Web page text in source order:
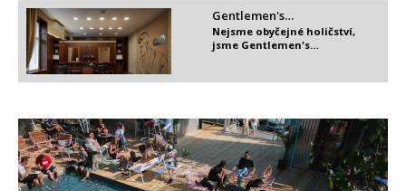
Gentlemen's…
Nejsme obyčejné holičství,
jsme Gentlemen's…